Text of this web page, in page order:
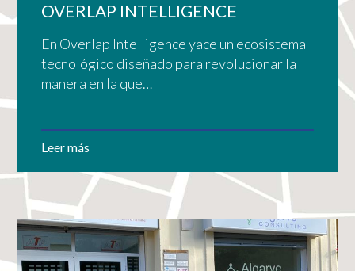
OVERLAP INTELLIGENCE
En Overlap Intelligence yace un ecosistema
tecnológico diseñado para revolucionar la
manera en la que…
Leer más